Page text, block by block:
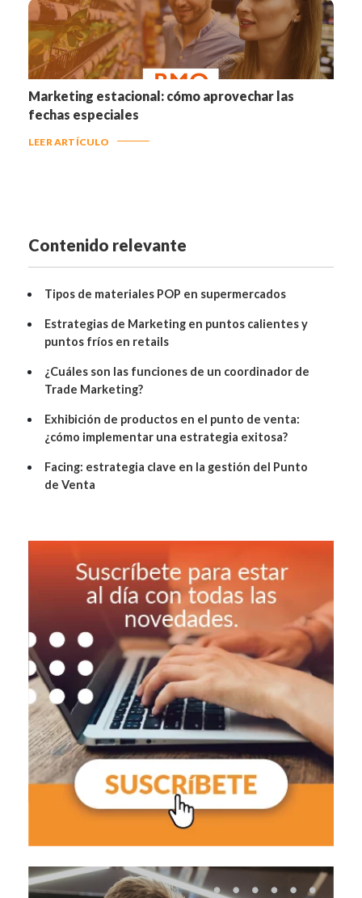
Marketing estacional: cómo aprovechar las
fechas especiales
LEER ARTÍCULO
Contenido relevante
Tipos de materiales POP en supermercados
Estrategias de Marketing en puntos calientes y
puntos fríos en retails
¿Cuáles son las funciones de un coordinador de
Trade Marketing?
Exhibición de productos en el punto de venta:
¿cómo implementar una estrategia exitosa?
Facing: estrategia clave en la gestión del Punto
de Venta